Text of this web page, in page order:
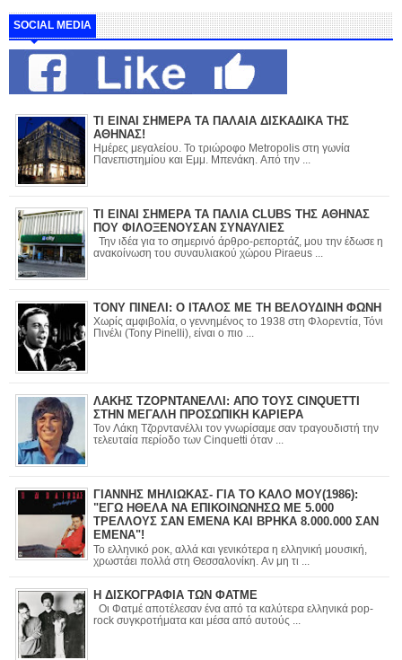
SOCIAL MEDIA
ΤΙ ΕΙΝΑΙ ΣΗΜΕΡΑ ΤΑ ΠΑΛΑΙΑ ΔΙΣΚΑΔΙΚΑ ΤΗΣ
ΑΘΗΝΑΣ!
Ημέρες μεγαλείου. Το τριώροφο Metropolis στη γωνία
Πανεπιστημίου και Εμμ. Μπενάκη. Από την ...
ΤΙ ΕΙΝΑΙ ΣΗΜΕΡΑ ΤΑ ΠΑΛΙΑ CLUBS ΤΗΣ ΑΘΗΝΑΣ
ΠΟΥ ΦΙΛΟΞΕΝΟΥΣΑΝ ΣΥΝΑΥΛΙΕΣ
Την ιδέα για το σημερινό άρθρο-ρεπορτάζ, μου την έδωσε η
ανακοίνωση του συναυλιακού χώρου Piraeus ...
ΤΟΝΥ ΠΙΝΕΛΙ: Ο ΙΤΑΛΟΣ ΜΕ ΤΗ ΒΕΛΟΥΔΙΝΗ ΦΩΝΗ
Χωρίς αμφιβολία, ο γεννημένος το 1938 στη Φλορεντία, Τόνι
Πινέλι (Tony Pinelli), είναι ο πιο ...
ΛΑΚΗΣ ΤΖΟΡΝΤΑΝΕΛΛΙ: ΑΠΟ ΤΟΥΣ CINQUETTI
ΣΤΗΝ ΜΕΓΑΛΗ ΠΡΟΣΩΠΙΚΗ ΚΑΡΙΕΡΑ
Τον Λάκη Τζορντανέλλι τον γνωρίσαμε σαν τραγουδιστή την
τελευταία περίοδο των Cinquetti όταν ...
ΓΙΑΝΝΗΣ ΜΗΛΙΩΚΑΣ- ΓΙΑ ΤΟ ΚΑΛΟ ΜΟΥ(1986):
"ΕΓΩ ΗΘΕΛΑ ΝΑ ΕΠΙΚΟΙΝΩΝΗΣΩ ΜΕ 5.000
ΤΡΕΛΛΟΥΣ ΣΑΝ ΕΜΕΝΑ ΚΑΙ ΒΡΗΚΑ 8.000.000 ΣΑΝ
ΕΜΕΝΑ"!
Το ελληνικό ροκ, αλλά και γενικότερα η ελληνική μουσική,
χρωστάει πολλά στη Θεσσαλονίκη. Αν μη τι ...
Η ΔΙΣΚΟΓΡΑΦΙΑ ΤΩΝ ΦΑΤΜΕ
Οι Φατμέ αποτέλεσαν ένα από τα καλύτερα ελληνικά pop-
rock συγκροτήματα και μέσα από αυτούς ...